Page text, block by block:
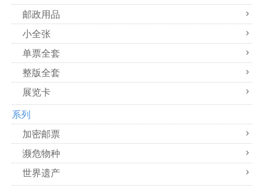
邮政用品
小全张
单票全套
整版全套
展览卡
系列
加密邮票
濒危物种
世界遗产